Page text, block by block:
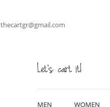
thecartgr@gmail.com
Let's cart it!
MEN WOMEN